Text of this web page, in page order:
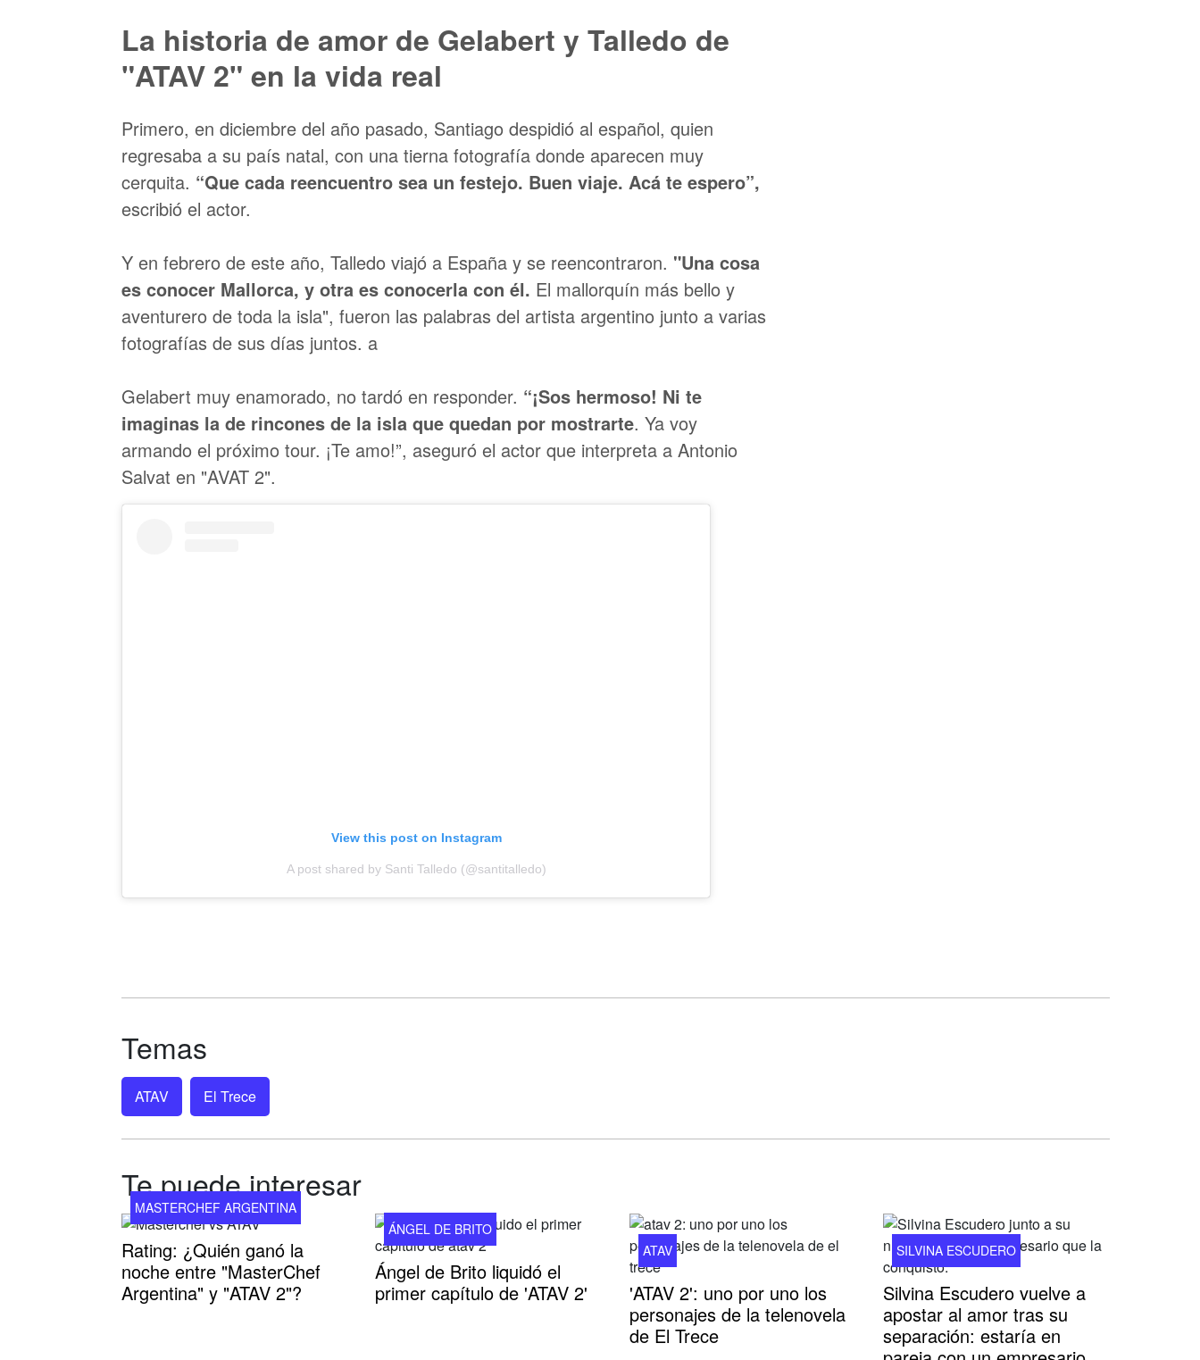
La historia de amor de Gelabert y Talledo de
"ATAV 2" en la vida real
Primero, en diciembre del año pasado, Santiago despidió al español, quien
regresaba a su país natal, con una tierna fotografía donde aparecen muy
cerquita. “Que cada reencuentro sea un festejo. Buen viaje. Acá te espero”,
escribió el actor.
Y en febrero de este año, Talledo viajó a España y se reencontraron. "Una cosa
es conocer Mallorca, y otra es conocerla con él. El mallorquín más bello y
aventurero de toda la isla", fueron las palabras del artista argentino junto a varias
fotografías de sus días juntos. a
Gelabert muy enamorado, no tardó en responder. “¡Sos hermoso! Ni te
imaginas la de rincones de la isla que quedan por mostrarte. Ya voy
armando el próximo tour. ¡Te amo!”, aseguró el actor que interpreta a Antonio
Salvat en "AVAT 2".
View this post on Instagram
A post shared by Santi Talledo (@santitalledo)
Temas
ATAV El Trece
Te puede interesar
MASTERCHEF ARGENTINA
Rating: ¿Quién ganó la
noche entre "MasterChef
Argentina" y "ATAV 2"?
ÁNGEL DE BRITO
Ángel de Brito liquidó el
primer capítulo de 'ATAV 2'
ATAV
'ATAV 2': uno por uno los
personajes de la telenovela
de El Trece
SILVINA ESCUDERO
Silvina Escudero vuelve a
apostar al amor tras su
separación: estaría en